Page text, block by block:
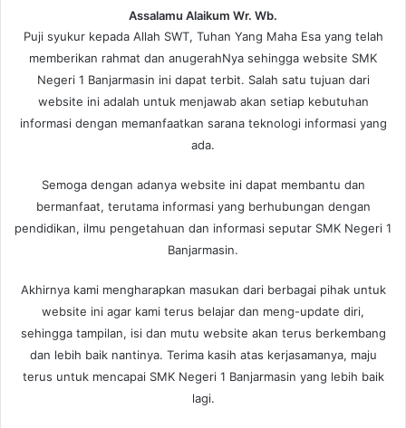
Assalamu Alaikum Wr. Wb.
Puji syukur kepada Allah SWT, Tuhan Yang Maha Esa yang telah
memberikan rahmat dan anugerahNya sehingga website SMK
Negeri 1 Banjarmasin ini dapat terbit. Salah satu tujuan dari
website ini adalah untuk menjawab akan setiap kebutuhan
informasi dengan memanfaatkan sarana teknologi informasi yang
ada.
Semoga dengan adanya website ini dapat membantu dan
bermanfaat, terutama informasi yang berhubungan dengan
pendidikan, ilmu pengetahuan dan informasi seputar SMK Negeri 1
Banjarmasin.
Akhirnya kami mengharapkan masukan dari berbagai pihak untuk
website ini agar kami terus belajar dan meng-update diri,
sehingga tampilan, isi dan mutu website akan terus berkembang
dan lebih baik nantinya. Terima kasih atas kerjasamanya, maju
terus untuk mencapai SMK Negeri 1 Banjarmasin yang lebih baik
lagi.